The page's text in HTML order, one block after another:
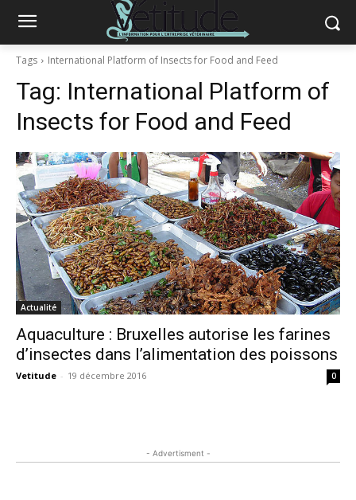
Tags International Platform of Insects for Food and Feed
Tag: International Platform of
Insects for Food and Feed
Actualité
Aquaculture : Bruxelles autorise les farines
d’insectes dans l’alimentation des poissons
Vetitude - 19 décembre 2016 0
- Advertisment -